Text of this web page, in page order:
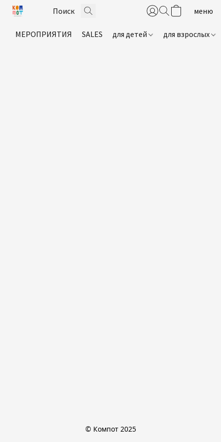
МЕРОПРИЯТИЯ SALES для детей для взрослых
© Компот 2025